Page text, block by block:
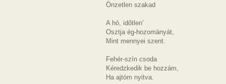
Önzetlen szakad
A hó, időtlen’
Osztja ég-hozományát,
Mint mennyei szent.
Fehér-szín csoda
Kéredzkedik be hozzám,
Ha ajtóm nyitva.